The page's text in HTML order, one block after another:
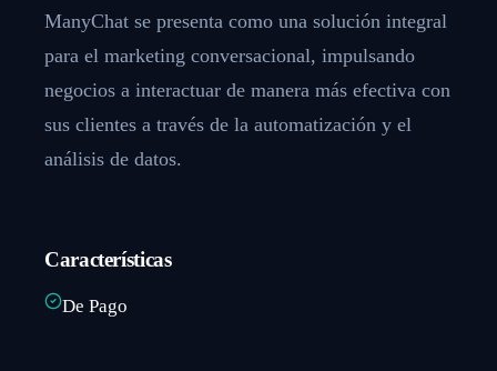
ManyChat se presenta como una solución integral
para el marketing conversacional, impulsando
negocios a interactuar de manera más efectiva con
sus clientes a través de la automatización y el
análisis de datos.
Características
De Pago